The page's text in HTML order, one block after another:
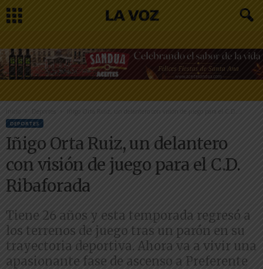
Inicio Iñigo Orta Ruiz, un delantero con visión de juego para el C.D....
DEPORTES
Iñigo Orta Ruiz, un delantero
con visión de juego para el C.D.
Ribaforada
Tiene 26 años y esta temporada regresó a
los terrenos de juego tras un parón en su
trayectoria deportiva. Ahora va a vivir una
apasionante fase de ascenso a Preferente